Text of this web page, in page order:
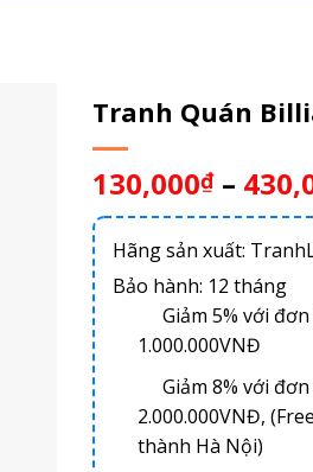
Tranh Quán
130,000₫–
Hãng sản xuất:
Bảo hành: 12 tháng
Giảm 5% với
1.000.000VNĐ
Giảm 8% với
2.000.000VNĐ,
thành Hà Nội)